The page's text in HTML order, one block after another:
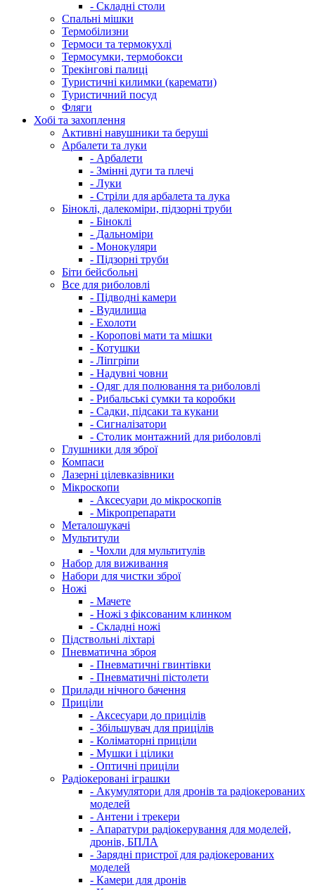
- Складні столи
Спальні мішки
Термобілизни
Термоси та термокухлі
Термосумки, термобокси
Трекінгові палиці
Туристичні килимки (каремати)
Туристичний посуд
Фляги
Хобі та захоплення
Активні навушники та беруші
Арбалети та луки
- Арбалети
- Змінні дуги та плечі
- Луки
- Стріли для арбалета та лука
Біноклі, далекоміри, підзорні труби
- Біноклі
- Дальноміри
- Монокуляри
- Підзорні труби
Біти бейсбольні
Все для риболовлі
- Підводні камери
- Вудилища
- Ехолоти
- Коропові мати та мішки
- Котушки
- Ліпгріпи
- Надувні човни
- Одяг для полювання та риболовлі
- Рибальські сумки та коробки
- Садки, підсаки та кукани
- Сигналізатори
- Столик монтажний для риболовлі
Глушники для зброї
Компаси
Лазерні цілевказівники
Мікроскопи
- Аксесуари до мікроскопів
- Мікропрепарати
Металошукачі
Мультитули
- Чохли для мультитулів
Набор для виживання
Набори для чистки зброї
Ножі
- Мачете
- Ножі з фіксованим клинком
- Складні ножі
Підствольні ліхтарі
Пневматична зброя
- Пневматичні гвинтівки
- Пневматичні пістолети
Прилади нічного бачення
Приціли
- Аксесуари до прицілів
- Збільшувач для прицілів
- Коліматорні приціли
- Мушки і цілики
- Оптичні приціли
Радіокеровані іграшки
- Акумулятори для дронів та радіокерованих
моделей
- Антени і трекери
- Апаратури радіокерування для моделей,
дронів, БПЛА
- Зарядні пристрої для радіокерованих
моделей
- Камери для дронів